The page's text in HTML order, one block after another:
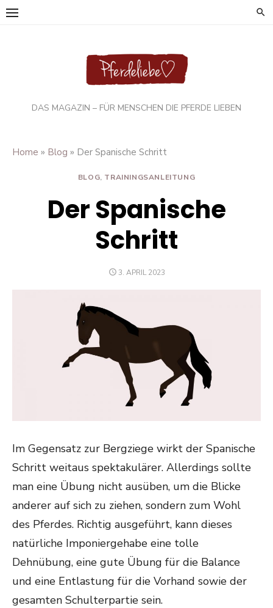
Skip
DAS MAGAZIN – FÜR MENSCHEN DIE PFERDE LIEBEN
Home » Blog » Der Spanische Schritt
BLOG, TRAININGSANLEITUNG
Der Spanische
Schritt
POSTED
3. APRIL 2023
Im Gegensatz zur Bergziege wirkt der Spanische
Schritt weitaus spektakulärer. Allerdings sollte
man eine Übung nicht ausüben, um die Blicke
anderer auf sich zu ziehen, sondern zum Wohl
des Pferdes. Richtig ausgeführt, kann dieses
natürliche Imponiergehabe eine tolle
Dehnübung, eine gute Übung für die Balance
und eine Entlastung für die Vorhand sowie der
gesamten Schulterpartie sein.